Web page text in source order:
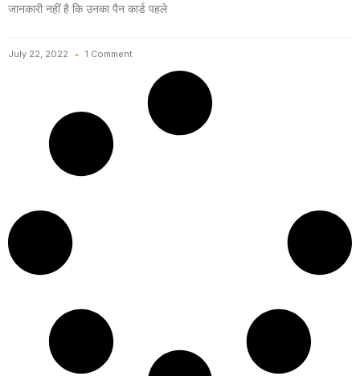
जानकारी नहीं है कि उनका पैन कार्ड पहले
July 22, 2022 1 Comment